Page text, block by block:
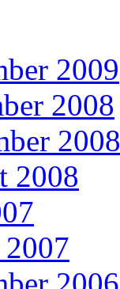
2009
2008
2008
2008
2007